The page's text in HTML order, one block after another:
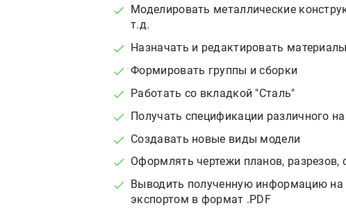
Моделировать металлические
т.д.
Назначать и редактировать материалы
Формировать группы и сборки
Работать со вкладкой "Сталь"
Получать спецификации различного
Создавать новые виды модели
Оформлять чертежи планов, разрезов,
Выводить полученную информацию
экспортом в формат .PDF